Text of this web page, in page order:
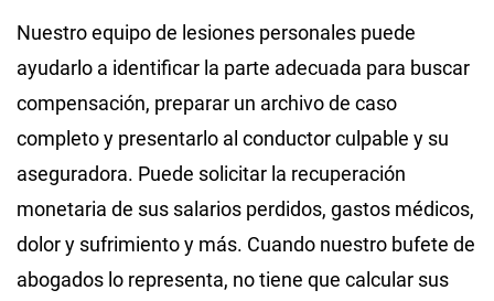
Nuestro equipo de lesiones personales puede
ayudarlo a identificar la parte adecuada para buscar
compensación, preparar un archivo de caso
completo y presentarlo al conductor culpable y su
aseguradora. Puede solicitar la recuperación
monetaria de sus salarios perdidos, gastos médicos,
dolor y sufrimiento y más. Cuando nuestro bufete de
abogados lo representa, no tiene que calcular sus